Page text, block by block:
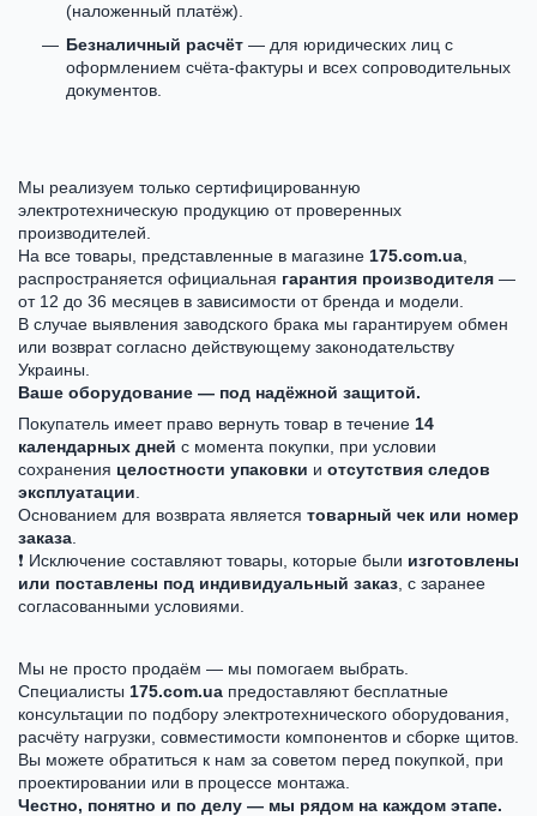
(наложенный платёж).
Безналичный расчёт — для юридических лиц с
оформлением счёта-фактуры и всех сопроводительных
документов.
Мы реализуем только сертифицированную
электротехническую продукцию от проверенных
производителей.
На все товары, представленные в магазине 175.com.ua
распространяется официальная гарантия производителя —
от 12 до 36 месяцев в зависимости от бренда и модели.
В случае выявления заводского брака мы гарантируем обмен
или возврат согласно действующему законодательству
Украины.
Ваше оборудование — под надёжной защитой.
Покупатель имеет право вернуть товар в течение 14
календарных дней с момента покупки, при условии
сохранения целостности упаковки и отсутствия следов
эксплуатации
Основанием для возврата является товарный чек или номер
заказа
❗ Исключение составляют товары, которые были изготовлены
или поставлены под индивидуальный заказ , с заранее
согласованными условиями.
Мы не просто продаём — мы помогаем выбрать.
Специалисты 175.com.ua предоставляют бесплатные
консультации по подбору электротехнического оборудования,
расчёту нагрузки, совместимости компонентов и сборке щитов.
Вы можете обратиться к нам за советом перед покупкой, при
проектировании или в процессе монтажа.
Честно, понятно и по делу — мы рядом на каждом этапе.